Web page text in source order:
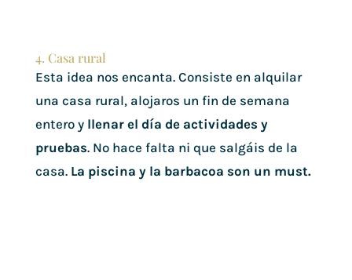
4. Casa rural
Esta idea nos encanta. Consiste en alquilar
una casa rural, alojaros un fin de semana
entero y llenar el día de actividades y
pruebas. No hace falta ni que salgáis de la
casa.La piscina y la barbacoa son un must.